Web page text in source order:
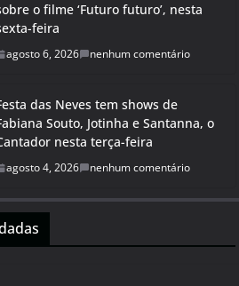
o filme ‘Futuro futuro’, nesta
feira
agosto 6, 2026 nenhum comentário
das Neves tem shows de
Souto, Jotinha e Santanna, o
nesta terça-feira
agosto 4, 2026 nenhum comentário